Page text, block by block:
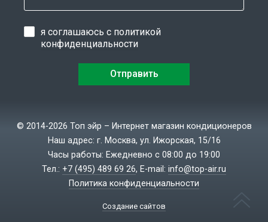
я соглашаюсь с политикой
конфиденциальности
© 2014-2026 Топ эйр – Интернет магазин кондиционеров
Наш адрес: г. Москва, ул. Ижорская, 15/16
Часы работы: Ежедневно с 08:00 до 19:00
Тел.: +7 (495) 489 69 26, E-mail: info@top-air.ru
Политика конфиденциальности
Создание сайтов